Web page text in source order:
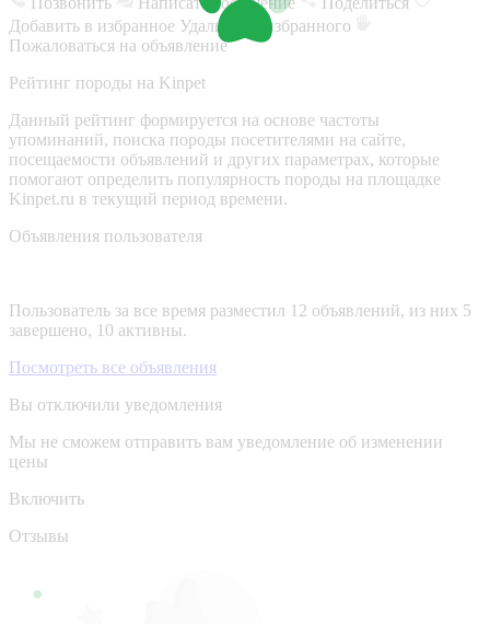
Добавить в избранное Удалить из избранного
Пожаловаться на объявление
Рейтинг породы на Kinpet
Данный рейтинг формируется на основе частоты
упоминаний, поиска породы посетителями на сайте,
посещаемости объявлений и других параметрах, которые
помогают определить популярность породы на площадке
Kinpet.ru в текущий период времени.
Объявления пользователя
Пользователь за все время разместил 12 объявлений, из них 5
завершено, 10 активны.
Посмотреть все объявления
Вы отключили уведомления
Мы не сможем отправить вам уведомление об изменении
цены
Включить
Отзывы